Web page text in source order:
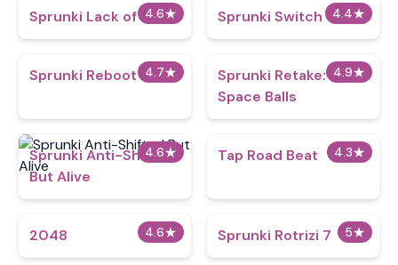
4.6★
Sprunki Lack of Sleep 4.4★
Sprunki Switch
4.7★
Sprunki Reboot 4.9★
Sprunki Retake:
Space Balls
4.6★
Sprunki Anti-Shifted
But Alive
4.3★
Tap Road Beat
4.6★
2048 5★
Sprunki Rotrizi 7